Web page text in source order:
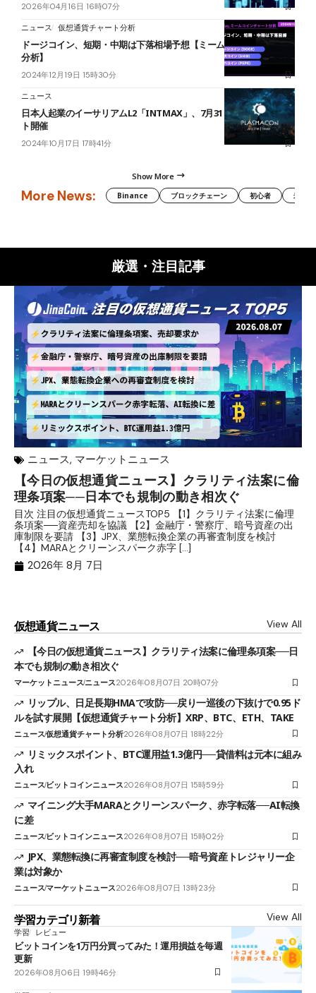
2026年04月16日 16時07分
ニュース 仮想通貨チャート分析
ドージコイン、短期・中期は下落相場予想【ミームコインチャート
分析】
2024年12月19日 15時30分
ニュース
日本人起業のイーサリアムL2「INTMAX」、7月31日東京にてイベン
ト開催
2024年10月17日 17時41分
Show More
More News: Binance ブロックチェーン 初心者 米国
厳選・注目記事
ニュース, マーケットニュース
【今日の仮想通貨ニュース】クラリティ法案に倫
理条項案──日本でも規制の動き相次ぐ
目次 注目の仮想通貨ニュースTOP5 【1】クラリティ法案に倫理
条項案──資産売却を協議 【2】金融庁・警察庁、暗号資産の出
庫制限を要請 【3】JPX、業態転換企業の再審査制度を検討
【4】MARAとクリーンスパーク赤字 […]
2026年 8月 7日
仮想通貨ニュース View All
【今日の仮想通貨ニュース】クラリティ法案に倫理条項案──日
本でも規制の動き相次ぐ
マーケットニュースニュース2026年08月07日 20時07分
リップル、日足長期HMAで攻防──戻り一巡後の下抜けで0.95ド
ルを試す展開【仮想通貨チャート分析】XRP、BTC、ETH、TAKE
ニュース仮想通貨チャート分析2026年08月07日 18時22分
リミックスポイント、BTC運用益1.3億円──貸借料は元本に組み
入れ
ニュースビットコインニュース2026年08月07日 15時59分
マイニング大手MARAとクリーンスパーク、赤字転落──AI転換
に差
ニュースビットコインニュース2026年08月07日 15時02分
JPX、業態転換に再審査制度を検討──暗号資産トレジャリー企
業は対象か
ニュースマーケットニュース2026年08月07日 13時23分
学習カテゴリ新着 View All
学習 レビュー
ビットコインを1万円分買ってみた！運用損益を毎週
更新
2026年08月06日 19時46分